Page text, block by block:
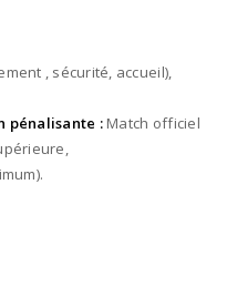
, sécurité, accueil),
pénalisante :Match officiel